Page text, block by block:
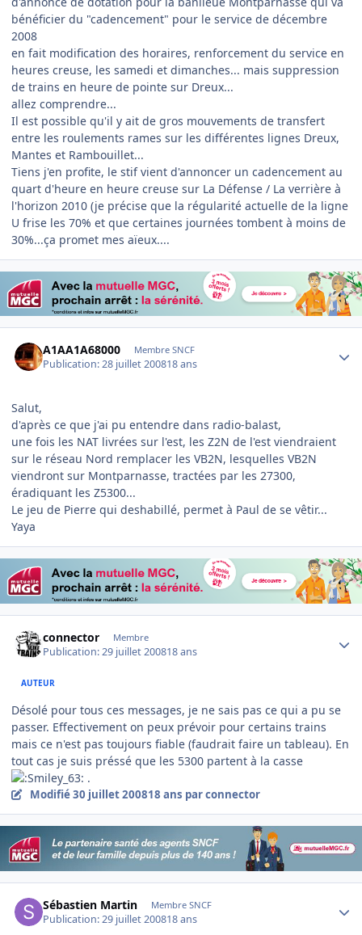
bénéficier du "cadencement" pour le service de décembre
2008
en fait modification des horaires, renforcement du service en
heures creuse, les samedi et dimanches... mais suppression
de trains en heure de pointe sur Dreux...
allez comprendre...
Il est possible qu'il y ait de gros mouvements de transfert
entre les roulements rames sur les différentes lignes Dreux,
Mantes et Rambouillet...
Tiens j'en profite, le stif vient d'annoncer un cadencement au
quart d'heure en heure creuse sur La Défense / La verrière à
l'horizon 2010 (je précise que la régularité actuelle de la ligne
U frise les 70% et que certaines journées tombent à moins de
30%...ça promet mes aïeux....
A1AA1A68000 Membre SNCF
Publication:28 juillet 200818 ans
Salut,
d'après ce que j'ai pu entendre dans radio-balast,
une fois les NAT livrées sur l'est, les Z2N de l'est viendraient
sur le réseau Nord remplacer les VB2N, lesquelles VB2N
viendront sur Montparnasse, tractées par les 27300,
éradiquant les Z5300...
Le jeu de Pierre qui deshabillé, permet à Paul de se vêtir...
Yaya
connector Membre
Publication:29 juillet 200818 ans
AUTEUR
Désolé pour tous ces messages, je ne sais pas ce qui a pu se
passer. Effectivement on peux prévoir pour certains trains
mais ce n'est pas toujours fiable (faudrait faire un tableau). En
tout cas je suis préssé que les 5300 partent à la casse
.
Modifié30 juillet 200818 ans par connector
Sébastien Martin Membre SNCF
Publication:29 juillet 200818 ans